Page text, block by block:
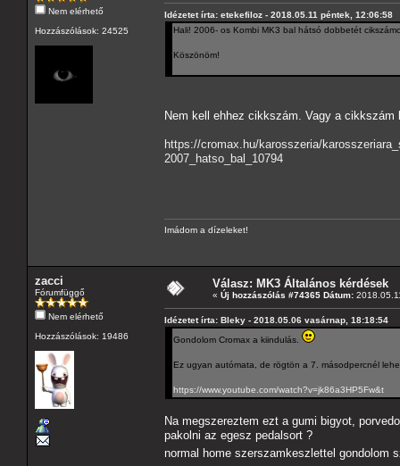
Nem elérhető
Hozzászólások: 24525
Idézetet írta: etekefiloz - 2018.05.11 péntek, 12:06:58
Hali! 2006- os Kombi MK3 bal hátsó dobbetét
Köszönöm!
Nem kell ehhez cikkszám. Vagy a
https://cromax.hu/karosszeria/
2007_hatso_bal_10794
Imádom a dízeleket!
zacci
Fórumfüggő
Nem elérhető
Hozzászólások: 19486
Válasz: MK3 Általános kérdések
« Új hozzászólás #74365 Dátum:
Idézetet írta: Bleky - 2018.05.06 vasárnap, 18:18:54
Gondolom Cromax a kiindulás.
Ez ugyan autómata, de rögtön a 7. másodpercnél
https://www.youtube.com/watch?v=jk86a3HP5Fw&t
Na megszereztem ezt a gumi bigyot,
pakolni az egesz pedalsort ?
normal home szerszamkeszlettel